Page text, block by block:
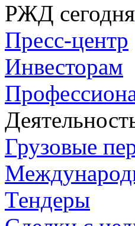
РЖД сегодня
Пресс-центр
Инвесторам
Грузовые
Тендеры